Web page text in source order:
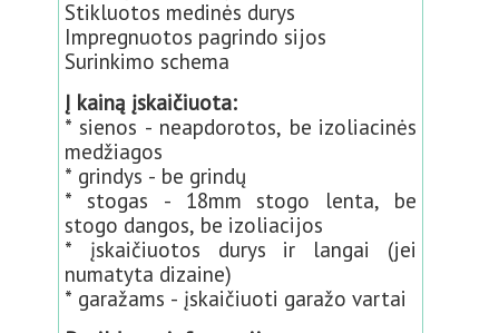
Stikluotos medinės durys
Impregnuotos pagrindo sijos
Surinkimo schema
Į kainą įskaičiuota:
* sienos - neapdorotos, be izoliacinės
medžiagos
* grindys - be grindų
* stogas - 18mm stogo lenta, be
stogo dangos, be izoliacijos
* įskaičiuotos durys ir langai (jei
numatyta dizaine)
* garažams - įskaičiuoti garažo vartai